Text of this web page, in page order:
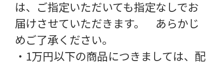
は、ご指定いただいても指定なしでお
届けさせていただきます。 あらかじ
めご了承ください。
・1万円以下の商品につきましては、配